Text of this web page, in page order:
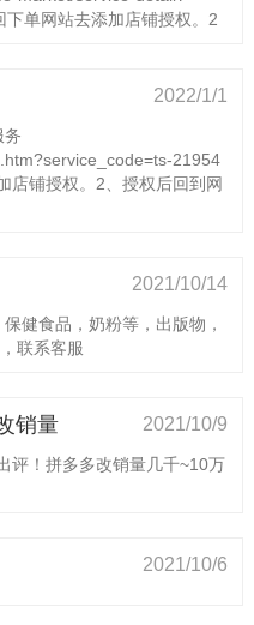
单网站去添加店铺授权。2
2022/1/1
务
21954
店铺授权。2、授权后回到网
2021/10/14
健食品，奶粉等，出版物，
联系客服
销量 2021/10/9
评！拼多多改销量几千~10万
2021/10/6